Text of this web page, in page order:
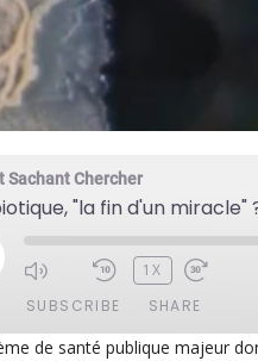
Sachant Chercher
"la fin d'un
1X
SUBSCRIBE SHARE
de santé publique majeur